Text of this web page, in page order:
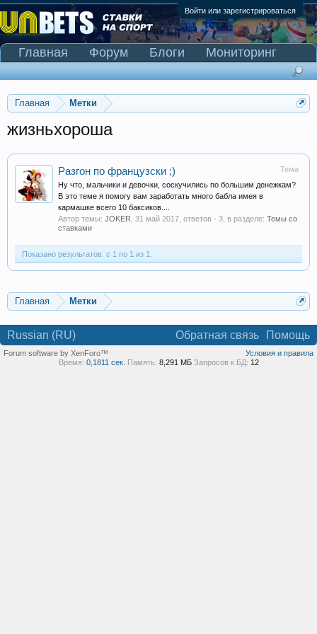
Войти или зарегистрироваться
Главная Метки
жизньхороша
Тема
Разгон по французски ;)
Ну что, мальчики и девочки, соскучились по большим денежкам?
В это теме я помогу вам заработать много бабла имея в
кармашке всего 10 баксиков....
Автор темы: JOKER 31 май 2017 , ответов - 3, в разделе: Темы со
ставками
Показано результатов: с 1 по 1 из 1.
Главная Метки
Главная Форум Блоги
Мониторинг
Сканер Pinnacle
Russian (RU) Обратная связь Помощь
Условия и правила
Forum software by XenForo™
Время: 0,1811 сек. Память: 8,291 МБ Запросов к БД: 12